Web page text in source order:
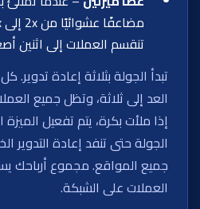
تنقسم العملات إلى اثنين
تبدأ الجولة بثلاثة إعادة
العد إلى ثلاثة، وتظل جميع
إذا ملأت بكرة، يتم تفعيل الميزة
الجولة حتى تنفد إعادة التدوير
جميع المواقع. مجموع أرباحك
العملات على الشبكة.